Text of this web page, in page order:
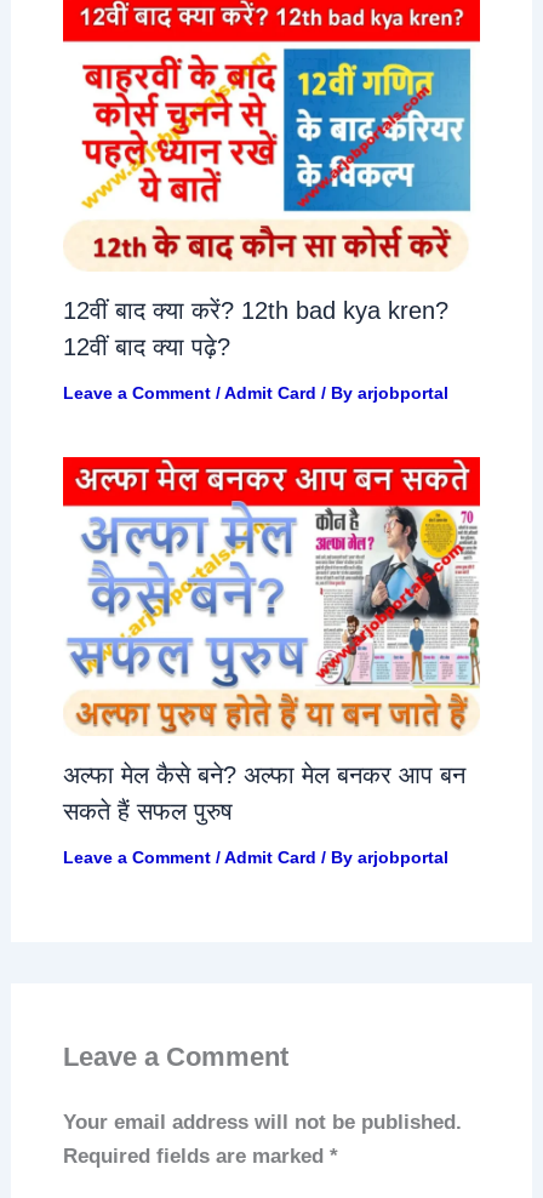
12वीं बाद क्या करें? 12th bad kya kren?
12वीं बाद क्या पढ़े?
Leave a Comment /Admit Card / By arjobportal
अल्फा मेल कैसे बने? अल्फा मेल बनकर आप बन
सकते हैं सफल पुरुष
Leave a Comment /Admit Card / By arjobportal
Leave a Comment
Your email address will not be published.
Required fields are marked *